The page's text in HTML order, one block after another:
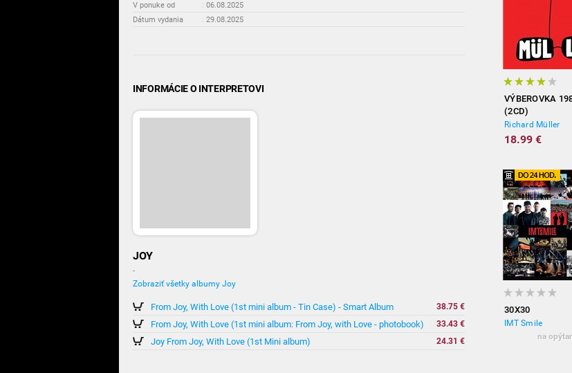
V ponuke od
: 06.08.2025
Dátum vydania
: 29.08.2025
INFORMÁCIE O INTERPRETOVI
JOY
-
Zobraziť všetky albumy Joy
From Joy, With Love (1st mini album - Tin Case) - Smart Album 38.75 €
From Joy, With Love (1st mini album: From Joy, with Love - photobook) 33.43 €
Joy From Joy, With Love (1st Mini album) 24.31 €
VÝBEROVKA
(2CD)
Richard Müller
18.99 €
30X30
IMT Smile
na